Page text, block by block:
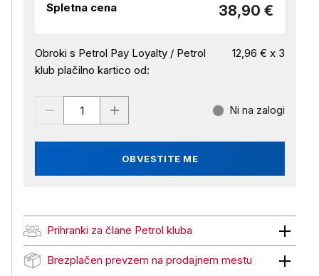
Spletna cena 38,90 €
Obroki s Petrol Pay Loyalty / Petrol
klub plačilno kartico od:
12,96 € x 3
OBVESTITE ME
Ni na zalogi
Prihranki za člane Petrol kluba
Prihranki za člane Petrol kluba
Brezplačen prevzem na prodajnem mestu
Brezplačen prevzem na prodajnem mestu